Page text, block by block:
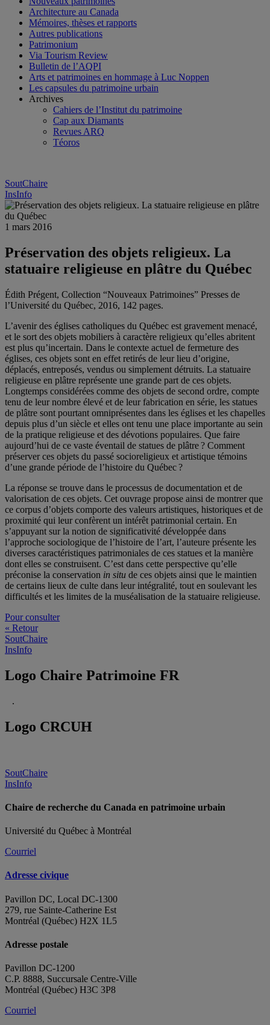
Architecture au Canada
Mémoires, thèses et rapports
Autres publications
Patrimonium
Via Tourism Review
Bulletin de l’AQPI
Arts et patrimoines en hommage à Luc Noppen
Les capsules du patrimoine urbain
Archives
Cahiers de l’Institut du patrimoine
Cap aux Diamants
Revues ARQ
Téoros
SoutChaire
InsInfo
1 mars 2016
Préservation des objets religieux. La
statuaire religieuse en plâtre du Québec
Édith Prégent, Collection “Nouveaux Patrimoines” Presses de
l’Université du Québec, 2016, 142 pages.
L’avenir des églises catholiques du Québec est gravement menacé,
et le sort des objets mobiliers à caractère religieux qu’elles abritent
est plus qu’incertain. Dans le contexte actuel de fermeture des
églises, ces objets sont en effet retirés de leur lieu d’origine,
déplacés, entreposés, vendus ou simplement détruits. La statuaire
religieuse en plâtre représente une grande part de ces objets.
Longtemps considérées comme des objets de second ordre, compte
tenu de leur nombre élevé et de leur fabrication en série, les statues
de plâtre sont pourtant omniprésentes dans les églises et les chapelles
depuis plus d’un siècle et elles ont tenu une place importante au sein
de la pratique religieuse et des dévotions populaires. Que faire
aujourd’hui de ce vaste éventail de statues de plâtre ? Comment
préserver ces objets du passé socioreligieux et artistique témoins
d’une grande période de l’histoire du Québec ?
La réponse se trouve dans le processus de documentation et de
valorisation de ces objets. Cet ouvrage propose ainsi de montrer que
ce corpus d’objets comporte des valeurs artistiques, historiques et de
proximité qui leur confèrent un intérêt patrimonial certain. En
s’appuyant sur la notion de significativité développée dans
l’approche sociologique de l’histoire de l’art, l’auteure présente les
diverses caractéristiques patrimoniales de ces statues et la manière
dont elles se construisent. C’est dans cette perspective qu’elle
préconise la conservation in situ de ces objets ainsi que le maintien
de certains lieux de culte dans leur intégralité, tout en soulevant les
difficultés et les limites de la muséalisation de la statuaire religieuse.
Pour consulter
« Retour
SoutChaire
InsInfo
Logo Chaire Patrimoine FR
.
Logo CRCUH
SoutChaire
InsInfo
Chaire de recherche du Canada en patrimoine urbain
Université du Québec à Montréal
Courriel
Adresse civique
Pavillon DC, Local DC-1300
279, rue Sainte-Catherine Est
Montréal (Québec) H2X 1L5
Adresse postale
Pavillon DC-1200
C.P. 8888, Succursale Centre-Ville
Montréal (Québec) H3C 3P8
Courriel